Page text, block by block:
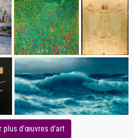
plus d'œuvres d'art